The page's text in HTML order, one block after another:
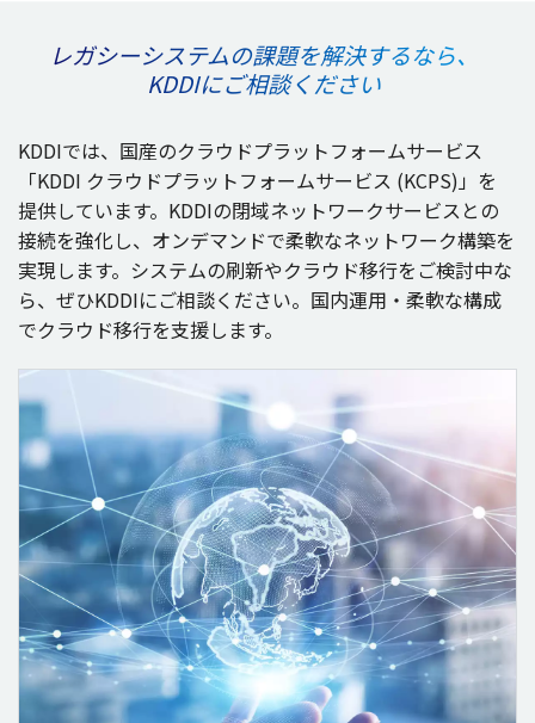
レガシーシステムの課題を解決するなら、
KDDIにご相談ください
KDDIでは、 国産のクラウドプラットフォームサービス
「KDDI クラウドプラットフォームサービス (KCPS)」を
提供しています。KDDIの閉域ネットワークサービス との
接続を強化し、 オンデマンドで柔軟なネットワーク構築を
実現します。 システムの刷新やクラウド移行をご検討中な
ら、ぜひKDDIにご相談ください。 国内運用 ・ 柔軟な構成
でクラウド移行を支援します。